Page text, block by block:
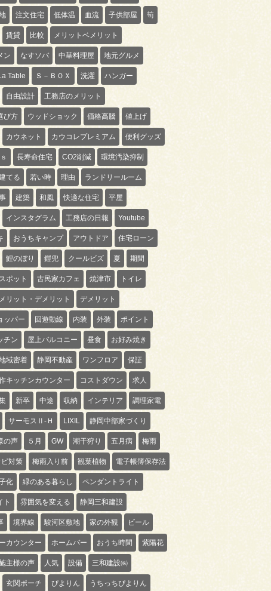
注文住宅 低体温 血流 子供部屋 筍
賃貸 比較 メリットベメリット
ン なすソバ 中華料理屋 地元グルメ
Table Ｓ－ＢＯＸ 洗濯 ハンガー
自由設計 工務店のメリット
び方 ウッドショック 価格高騰 値上げ
カウネット カウコレプレミアム 便利グッズ
長寿命住宅 CO2削減 環境汚染抑制
てる 若い時 理由 ランドリールーム
建築 和風 快適な住宅 平屋
インスタグラム 工務店の日報 Youtube
おうちキャンプ アウトドア 住宅ローン
鯉のぼり 鎧兜 クールビズ 夏 期間
ポット 古民家カフェ 焼津市 トイレ
メリット・デメリット デメリット
ッパー 回遊動線 内装 外装 ポイント
チン 屋上バルコニー 昼食 お好み焼き
域密着 静岡不動産 ワンフロア 保証
キッチンカウンター コストダウン 求人
新卒 中途 収納 インテリア 調理家電
サーモスⅡ-Ｈ LIXIL 静岡中部家づくり
の声 ５月 GW 潮干狩り 五月病 梅雨
ビ対策 梅雨入り前 観葉植物 電子帳簿保存法
化 緑のある暮らし ペンダントライト
ト 雰囲気を変える 静岡三和建設
境界線 駿河区敷地 家の外観 ビール
カウンター ホームバー おうち時間 紫陽花
主様の声 人気 設備 三和建設㈱
玄関ポーチ ぴよりん うちっちぴよりん